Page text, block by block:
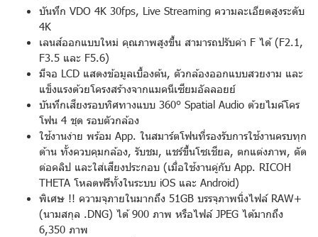
บันทึก VDO 4K 30fps, Live Streaming ความละเอียดสูงระดับ
4K
เลนส์ออกแบบใหม่ คุณภาพสูงขึ้น สามารถปรับค่า F ได้ (F2.1,
F3.5 และ F5.6)
มีจอ LCD แสดงข้อมูลเบื้องต้น, ตัวกล้องออกแบบสวยงาม และ
แข็งแรงด้วยโครงสร้างจากแมคนีเซียมอัลลอยย์
บันทึกเสียงรอบทิศทางแบบ 360° Spatial Audio ด้วยไมค์โคร
โฟน 4 ชุด รอบตัวกล้อง
ใช้งานง่าย พร้อม App. ในสมาร์ตโฟนที่รองรับการใช้งานครบทุก
ด้าน ทั้งควบคุมกล้อง, รับชม, แชร์ขึ้นโซเชียล, ตกแต่งภาพ, ตัด
ต่อคลิป และใส่เสียงประกอบ (เมื่อใช้งานคู่กับ App. RICOH
THETA โหลดฟรีทั้งในระบบ iOS และ Android)
พิเศษ !! ความจุภายในมากถึง 51GB บรรจุภาพนิ่งไฟล์ RAW+
(นามสกุล .DNG) ได้ 900 ภาพ หรือไฟล์ JPEG ได้มากถึง
6,350 ภาพ